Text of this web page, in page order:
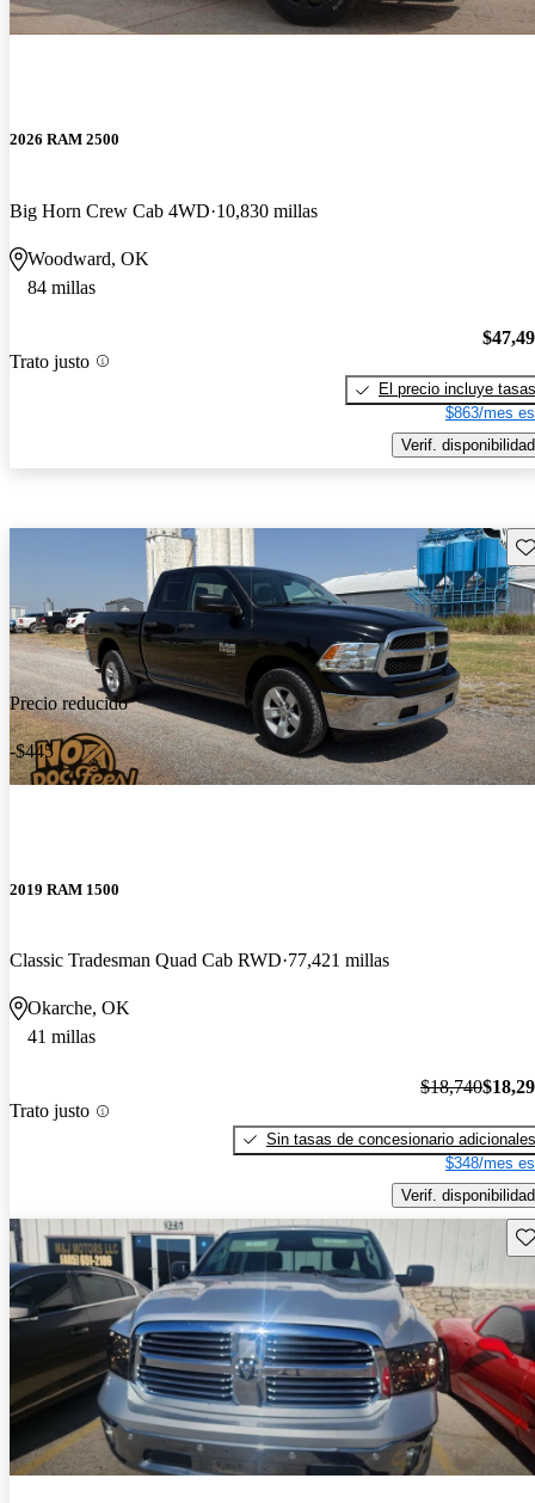
2026 RAM 2500
Big Horn Crew Cab 4WD 10,830 millas
Woodward, OK
84 millas
Trato justo
El precio incluye tasas
$863/mes
Verif. disponibilidad
Precio reducido
-$445
2019 RAM 1500
Classic Tradesman Quad Cab RWD 77,421 millas
Okarche, OK
41 millas
Trato justo
$18,740
Sin tasas de concesionario adicionales
$348/mes
Verif. disponibilidad